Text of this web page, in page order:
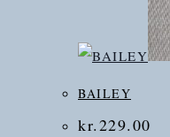
BAILEY
kr.229.00